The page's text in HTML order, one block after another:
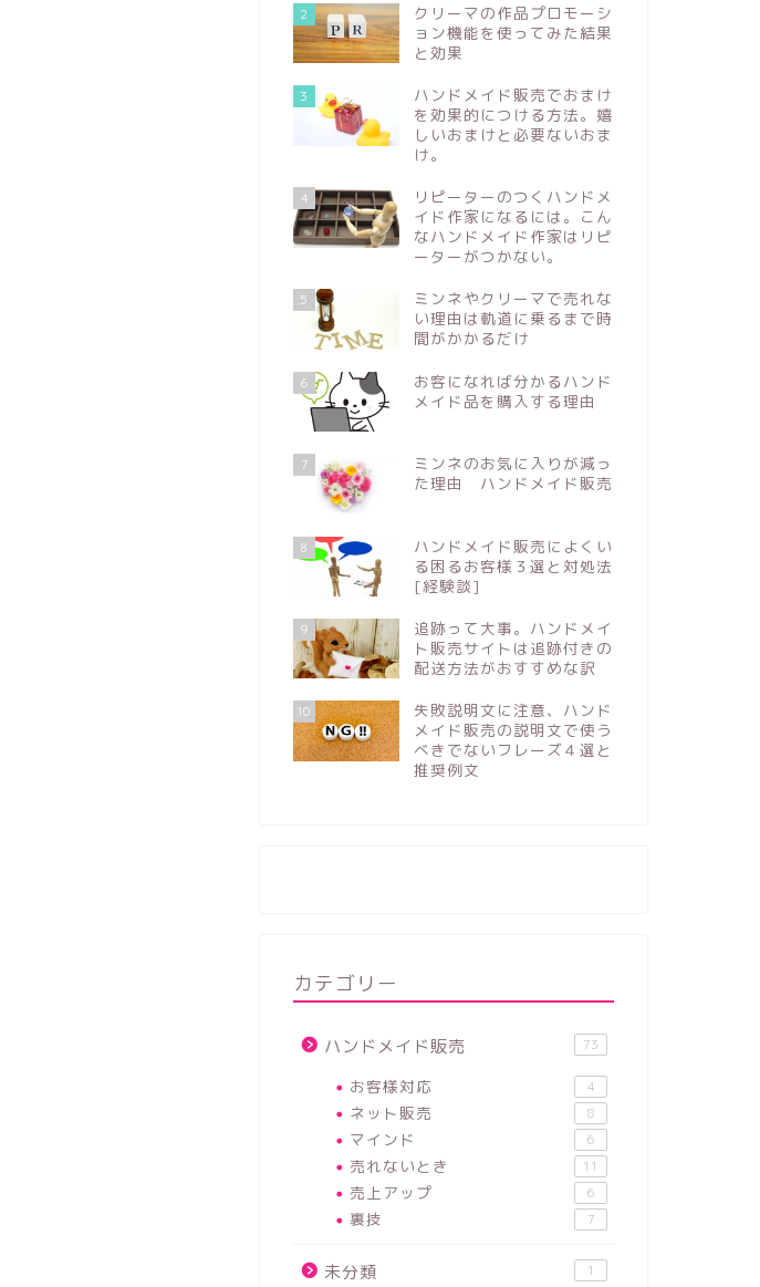
2
クリーマの作品プロモーシ
ョン機能を使ってみた結果
と効果
3
ハンドメイド販売でおまけ
を効果的につける方法。嬉
しいおまけと必要ないおま
け。
4
リピーターのつくハンドメ
イド作家になるには。こん
なハンドメイド作家はリピ
ーターがつかない。
5
ミンネやクリーマで売れな
い理由は軌道に乗るまで時
間がかかるだけ
6
お客になれば分かるハンド
メイド品を購入する理由
7
ミンネのお気に入りが減っ
た理由 ハンドメイド販売
8
ハンドメイド販売によくい
る困るお客様３選と対処法
[経験談]
9
追跡って大事。ハンドメイ
ト販売サイトは追跡付きの
配送方法がおすすめな訳
10
失敗説明文に注意、ハンド
メイド販売の説明文で使う
べきでないフレーズ４選と
推奨例文
カテゴリー
ハンドメイド販売 73
お客様対応 4
ネット販売 8
マインド 6
売れないとき 11
売上アップ 6
裏技 7
未分類 1